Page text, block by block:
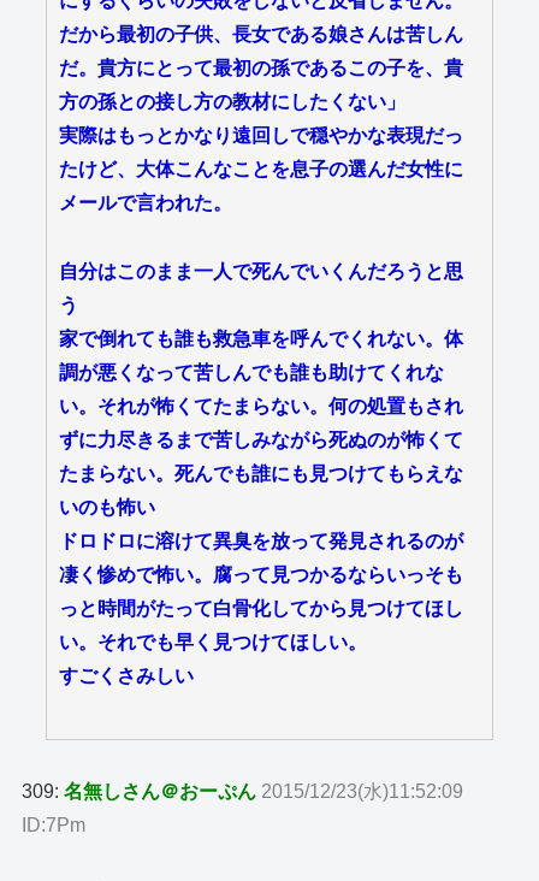
だから最初の子供、長女である娘さんは苦しん
だ。貴方にとって最初の孫であるこの子を、貴
方の孫との接し方の教材にしたくない」
実際はもっとかなり遠回しで穏やかな表現だっ
たけど、大体こんなことを息子の選んだ女性に
メールで言われた。
自分はこのまま一人で死んでいくんだろうと思
う
家で倒れても誰も救急車を呼んでくれない。体
調が悪くなって苦しんでも誰も助けてくれな
い。それが怖くてたまらない。何の処置もされ
ずに力尽きるまで苦しみながら死ぬのが怖くて
たまらない。死んでも誰にも見つけてもらえな
いのも怖い
ドロドロに溶けて異臭を放って発見されるのが
凄く惨めで怖い。腐って見つかるならいっそも
っと時間がたって白骨化してから見つけてほし
い。それでも早く見つけてほしい。
すごくさみしい
309:名無しさん＠おーぷん 2015/12/23(水)11:52:09
ID:7Pm